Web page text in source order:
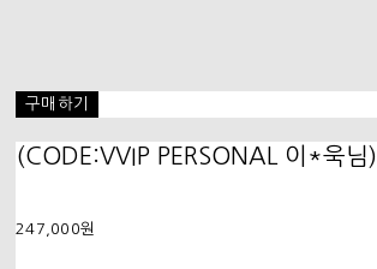
구매하기
(CODE:VVIP PERSONAL 이*욱님)
247,000원